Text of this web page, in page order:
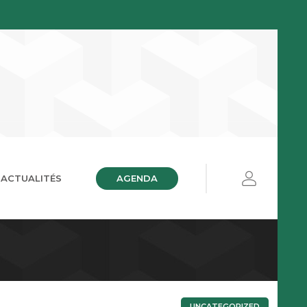
ACTUALITÉS AGENDA